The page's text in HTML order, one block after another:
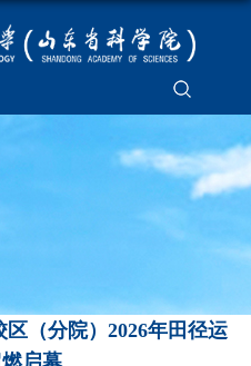
（分院）2026年田径运